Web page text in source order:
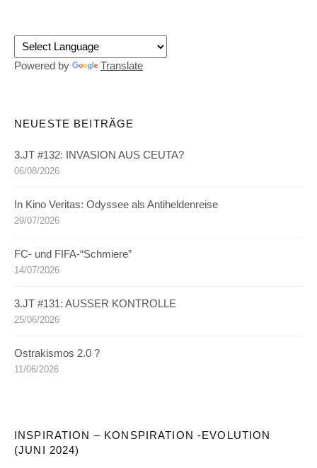
Powered by Translate
NEUESTE BEITRÄGE
3.JT #132: INVASION AUS CEUTA?
06/08/2026
In Kino Veritas: Odyssee als Antiheldenreise
29/07/2026
FC- und FIFA-“Schmiere”
14/07/2026
3.JT #131: AUSSER KONTROLLE
25/06/2026
Ostrakismos 2.0 ?
11/06/2026
INSPIRATION – KONSPIRATION -EVOLUTION
(JUNI 2024)